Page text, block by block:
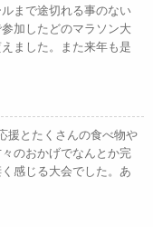
まで途切れる事のない
加したどのマラソン大
ました。また来年も是
援とたくさんの食べ物や
のおかげでなんとか完
感じる大会でした。あ